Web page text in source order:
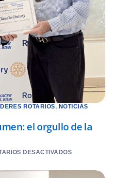
ROTARIOS, NOTICIAS
el orgullo de la
DESACTIVADOS